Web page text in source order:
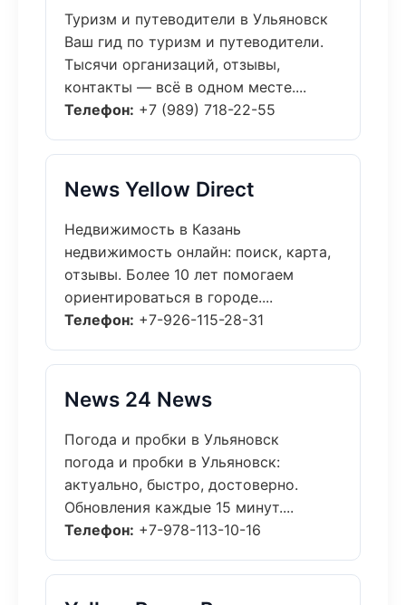
Туризм и путеводители в Ульяновск
Ваш гид по туризм и путеводители.
Тысячи организаций, отзывы,
контакты — всё в одном месте....
Телефон: +7 (989) 718-22-55
News Yellow Direct
Недвижимость в Казань
недвижимость онлайн: поиск, карта,
отзывы. Более 10 лет помогаем
ориентироваться в городе....
Телефон: +7-926-115-28-31
News 24 News
Погода и пробки в Ульяновск
погода и пробки в Ульяновск:
актуально, быстро, достоверно.
Обновления каждые 15 минут....
Телефон: +7-978-113-10-16